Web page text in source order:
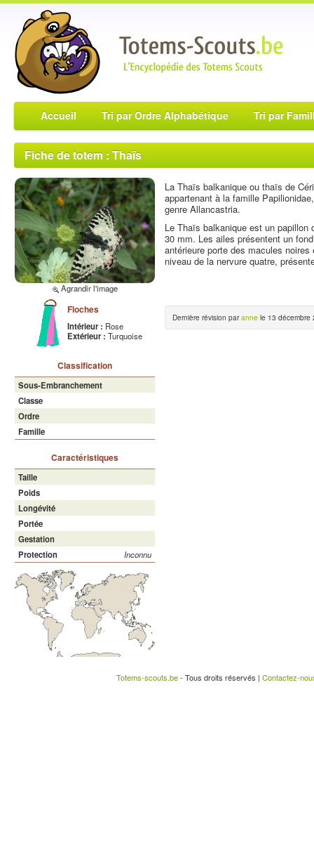
Accueil Tri par Ordre Alphabétique Tri par
Fiche de totem : Thaïs
Agrandir l'image
Floches
Intérieur : Rose
Extérieur : Turquoise
Classification
Sous-Embranchement
Classe
Ordre
Famille
Caractéristiques
Taille
Poids
Longévité
Portée
Gestation
Protection
Inconnu
La Thaïs balkanique ou thaïs de
appartenant à la famille
genre Allancastria.
Le Thaïs balkanique est un papillon
30 mm. Les ailes présentent un
antérieure porte des macules
niveau de la nervure quatre,
Dernière révision paranne le 13 décembre
Totems-scouts.be- Tous droits réservés | Contactez-